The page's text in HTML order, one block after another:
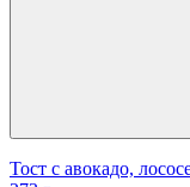
Тост с авокадо,